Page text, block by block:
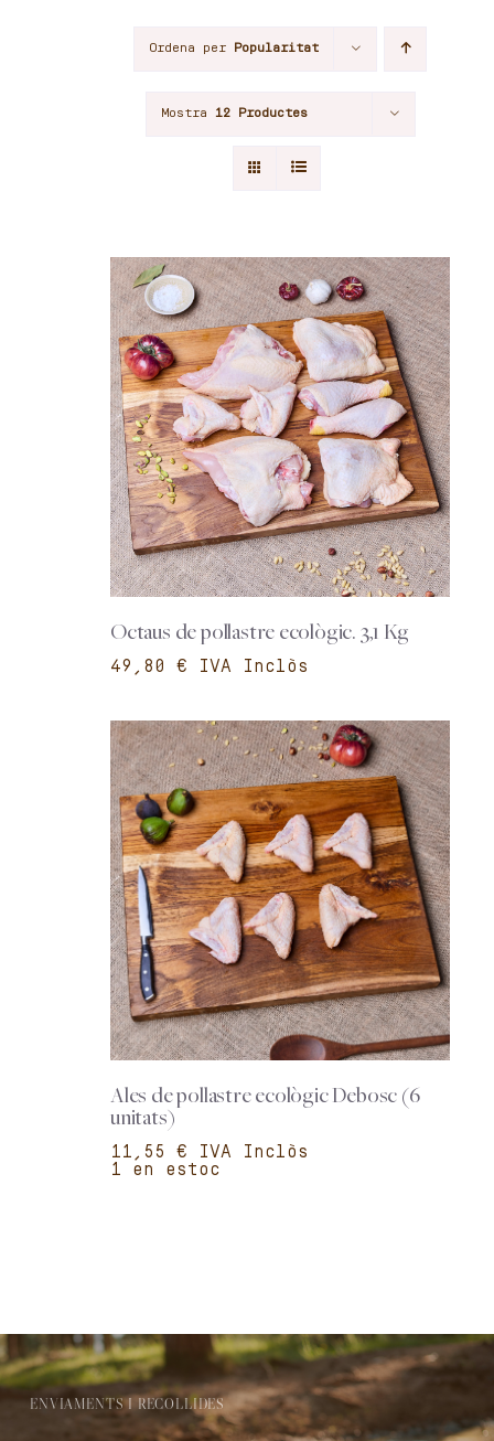
Ordena per Popularitat
Mostra 12 Productes
Octaus de pollastre ecològic. 3,1 Kg
€
Ales de pollastre ecològic Debosc (6
unitats)
€
1 en estoc
ENVIAMENTS I RECOLLIDES